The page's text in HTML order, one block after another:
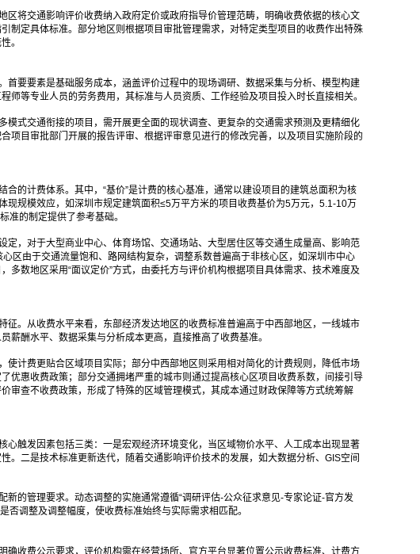
将交通影响评价收费纳入政府定价或政府指导价管理范畴，明确收费依据的核心文
制定具体标准。部分地区则根据项目审批管理需求，对特定类型项目的收费作出特殊
。
要要素是基础服务成本，涵盖评价过程中的现场调研、数据采集与分析、模型构建
等专业人员的劳务费用，其标准与人员资质、工作经验及项目投入时长直接相关。
式交通衔接的项目，需开展更全面的现状调查、更复杂的交通需求预测及更精细化
项目审批部门开展的报告评审、根据评审意见进行的修改完善，以及项目实施阶段的
的计费体系。其中，“基价”是计费的核心基准，通常以建设项目的建筑总面积为核
现规模效应，如深圳市规定建筑面积≤5万平方米的项目收费基价为5万元，5.1-10万
准的制定提供了参考基础。
，对于大型商业中心、体育场馆、交通场站、大型居住区等交通生成量高、影响范
区由于交通流量饱和、路网结构复杂，调整系数普遍高于非核心区，如深圳市中心
数地区采用“面议定价”方式，由委托方与评价机构根据项目具体需求、技术难度及
。从收费水平来看，东部经济发达地区的收费标准普遍高于中西部地区，一线城市
酬水平、数据采集与分析成本更高，直接推高了收费基准。
计费更贴合区域项目实际；部分中西部地区则采用相对简化的计费规则，降低市场
优惠收费政策；部分交通拥堵严重的城市则通过提高核心区项目收费系数，间接引导
审查不收费政策，形成了特殊的区域管理模式，其成本通过财政保障等方式统筹解
触发因素包括三类：一是宏观经济环境变化，当区域物价水平、人工成本出现显著
二是技术标准更新迭代，随着交通影响评价技术的发展，如大数据分析、GIS空间
的管理要求。动态调整的实施通常遵循“调研评估-公众征求意见-专家论证-官方发
调整及调整幅度，使收费标准始终与实际需求相匹配。
收费公示要求，评价机构需在经营场所、官方平台显著位置公示收费标准、计费方